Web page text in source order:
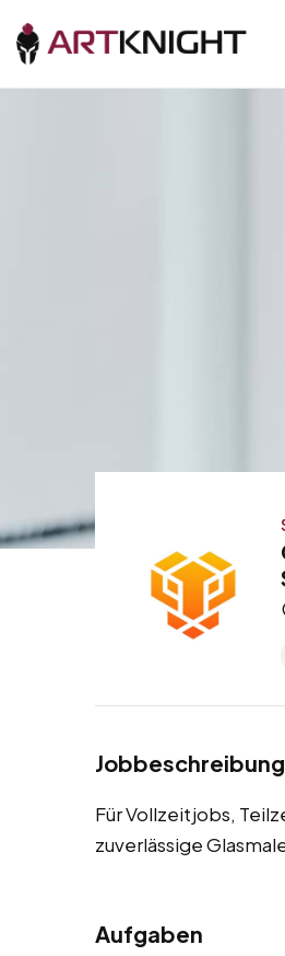
Jobbeschreibung
Für Vollzeitjobs,
zuverlässige
Aufgaben